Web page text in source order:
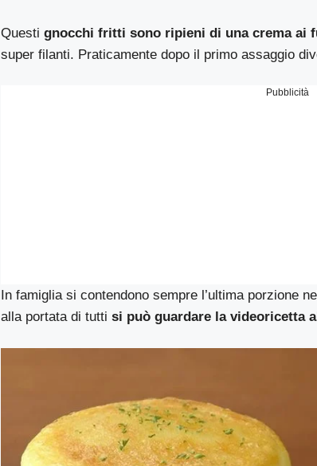
Questignocchi fritti sono ripieni di una crema ai
super filanti. Praticamente dopo il primo assaggio
Pubblicità
In famiglia si contendono sempre l’ultima porzione
alla portata di tuttisi può guardare la videoricetta